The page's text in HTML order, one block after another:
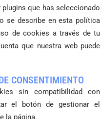
que has seleccionado
se describe en esta política
de cookies a través de tu
que nuestra web puede
CONSENTIMIENTO
sin compatibilidad con
el botón de gestionar el
la página.